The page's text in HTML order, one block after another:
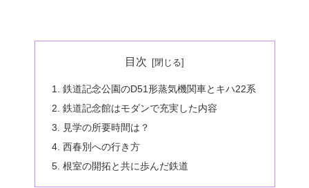
目次
鉄道記念公園のD51形蒸気機関車とキハ22系
鉄道記念館はモダンで充実した内容
見学の所要時間は？
西春別への行き方
根室の開拓と共に歩んだ鉄道